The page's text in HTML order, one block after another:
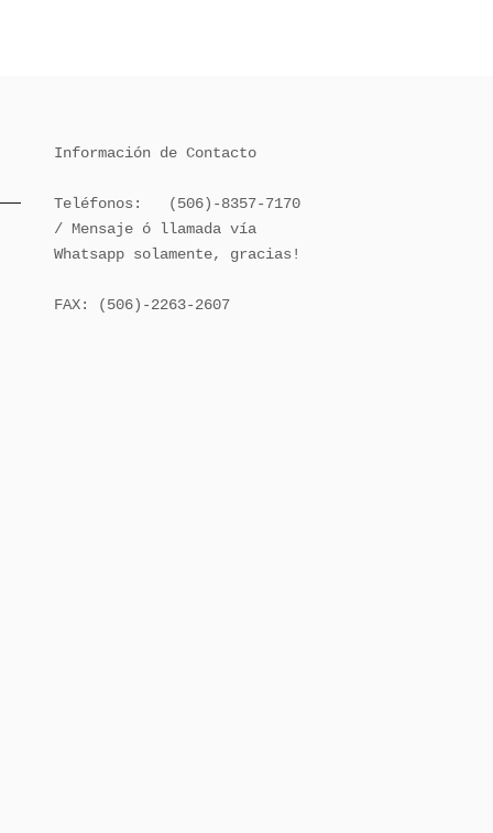
Información de Contacto
Teléfonos:   (506)-8357-7170
/ Mensaje ó llamada vía
Whatsapp solamente, gracias!
FAX: (506)-2263-2607